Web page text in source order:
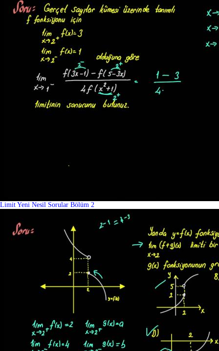
Limit Yeni Nesil Sorular Bölüm 2